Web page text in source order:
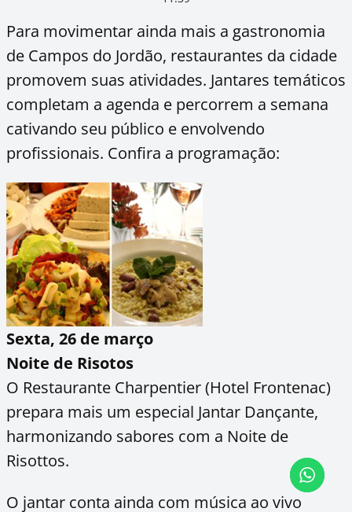
Para movimentar ainda mais a gastronomia
de Campos do Jordão, restaurantes da cidade
promovem suas atividades. Jantares temáticos
completam a agenda e percorrem a semana
cativando seu público e envolvendo
profissionais. Confira a programação:
Sexta, 26 de março
Noite de Risotos
O Restaurante Charpentier (Hotel Frontenac)
prepara mais um especial Jantar Dançante,
harmonizando sabores com a Noite de
Risottos.
O jantar conta ainda com música ao vivo